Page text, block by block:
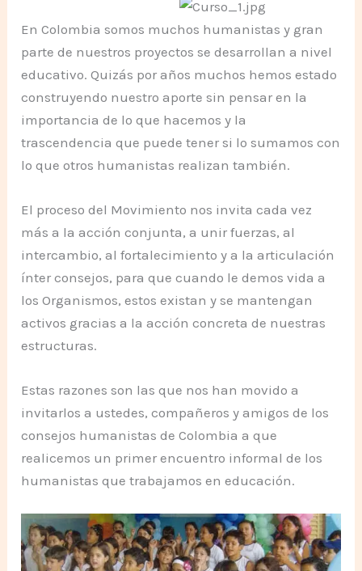
En Colombia somos muchos humanistas y gran
parte de nuestros proyectos se desarrollan a nivel
educativo. Quizás por años muchos hemos estado
construyendo nuestro aporte sin pensar en la
importancia de lo que hacemos y la
trascendencia que puede tener si lo sumamos con
lo que otros humanistas realizan también.
El proceso del Movimiento nos invita cada vez
más a la acción conjunta, a unir fuerzas, al
intercambio, al fortalecimiento y a la articulación
ínter consejos, para que cuando le demos vida a
los Organismos, estos existan y se mantengan
activos gracias a la acción concreta de nuestras
estructuras.
Estas razones son las que nos han movido a
invitarlos a ustedes, compañeros y amigos de los
consejos humanistas de Colombia a que
realicemos un primer encuentro informal de los
humanistas que trabajamos en educación.